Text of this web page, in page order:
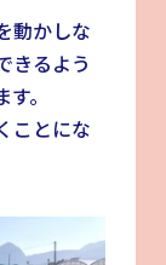
動かしな
きるよう
。
ことにな